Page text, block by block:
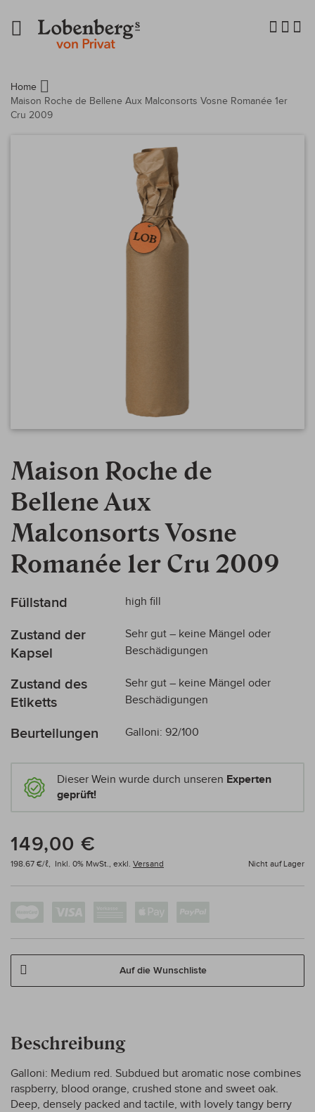
Navigation
umschalten
Home
Maison Roche de Bellene Aux Malconsorts Vosne Romanée 1er
Cru 2009
Maison Roche de
Bellene Aux
Malconsorts Vosne
Romanée 1er Cru 2009
Mehr
Füllstand high fill
Zustand der
Kapsel
Sehr gut – keine Mängel oder
Beschädigungen
Zustand des
Etiketts
Sehr gut – keine Mängel oder
Beschädigungen
Beurteilungen Galloni: 92/100
Dieser Wein wurde durch unseren Experten
geprüft!
149,00 €
Inkl. 0% MwSt., exkl. Versand Nicht auf Lager
198.67 €/ℓ,
Auf die Wunschliste
Zum
der
Bildergalerie
springen
Beschreibung
Galloni: Medium red. Subdued but aromatic nose combines
raspberry, blood orange, crushed stone and sweet oak.
Deep, densely packed and tactile, with lovely tangy berry